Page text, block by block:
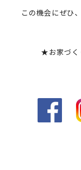
この機会にぜひ
★お家づく